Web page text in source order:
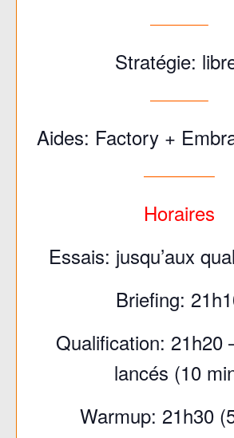
————–
Stratégie:
————–
Aides: Factory +
—————–
Horaires
Essais: jusqu’aux
Briefing:
Qualification: 21h20
lancés (10
Warmup: 21h30